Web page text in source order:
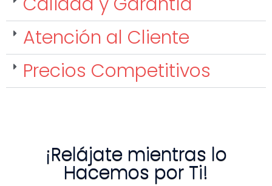
Atención al Cliente
Precios Competitivos
¡Relájate mientras lo
Hacemos por Ti!